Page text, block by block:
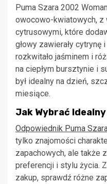
Puma Szara 2002
owocowo-kwiatowych, z
cytrusowymi, które
głowy zawierały cytrynę
rozkwitało jaśminem i
na ciepłym bursztynie i
był idealny na dzień,
miesiące.
Jak Wybrać
Odpowiednik Puma
tylko znajomości
zapachowych, ale także
preferencji i stylu życia.
zakup, sprawdź różne